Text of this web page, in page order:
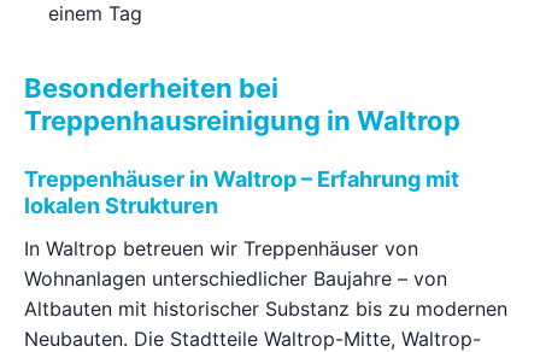
einem Tag
Besonderheiten bei
Treppenhausreinigung in Waltrop
Treppenhäuser in Waltrop – Erfahrung mit
lokalen Strukturen
In Waltrop betreuen wir Treppenhäuser von
Wohnanlagen unterschiedlicher Baujahre – von
Altbauten mit historischer Substanz bis zu modernen
Neubauten. Die Stadtteile Waltrop-Mitte, Waltrop-